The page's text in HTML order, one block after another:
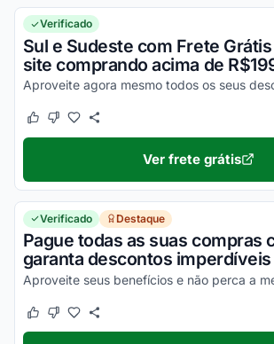
Verificado
Sul e Sudeste com Frete
site comprando acima de
Este cupom funcionou
Este cupom não funcionou
Ver frete grátis
Verificado Destaque
Pague todas as suas compras
garanta descontos imperdíveis
Este cupom funcionou
Este cupom não funcionou